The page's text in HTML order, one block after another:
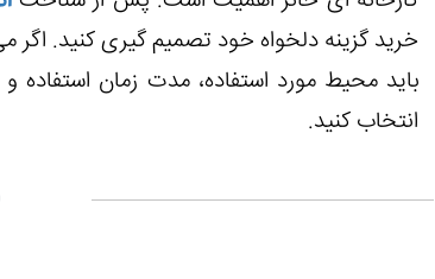
خرید گزینه دلخواه خود تصمیم گیری کنید. اگر
باید محیط مورد استفاده، مدت زمان استفاده
انتخاب کنید.